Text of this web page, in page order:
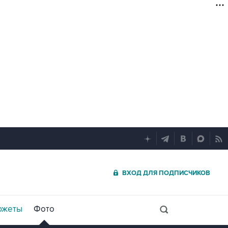
ВХОД ДЛЯ ПОДПИСЧИКОВ
Фото